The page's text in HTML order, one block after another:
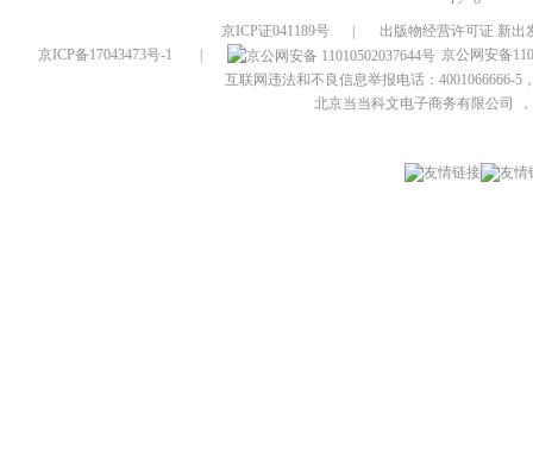
京ICP证041189号
出版物经营许可证 新出
京ICP备17043473号-1
京公网安备
互联网违法和不良信息举报电话：4001066666-5
北京当当科文电子商务有限公司